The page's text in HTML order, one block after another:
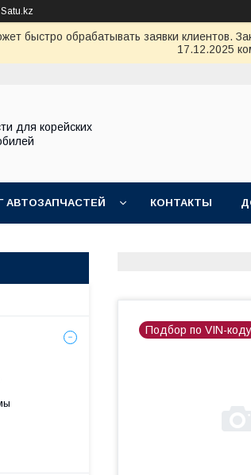
быстро обрабатывать заявки клиентов.
17.12.2025
для корейских
АВТОЗАПЧАСТЕЙ КОНТАКТЫ
Подбор по VIN-коду